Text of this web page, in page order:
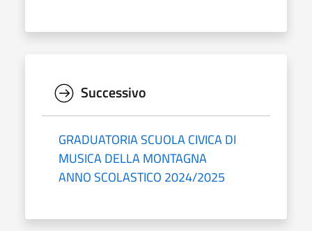
Successivo
GRADUATORIA SCUOLA CIVICA DI
MUSICA DELLA MONTAGNA
ANNO SCOLASTICO 2024/2025